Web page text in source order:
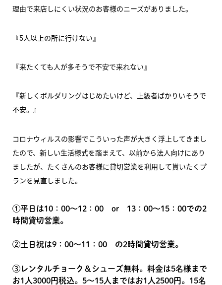
理由で来店しにくい状況のお客様のニーズがありました。
『5人以上の所に行けない』
『来たくても人が多そうで不安で来れない』
『新しくボルダリングはじめたいけど、上級者ばかりいそうで
不安。』
コロナウィルスの影響でこういった声が大きく浮上してきまし
たので、新しい生活様式を踏まえて、以前から法人向けにあり
ましたが、たくさんのお客様に貸切営業を利用して貰いたくプ
ランを見直しました。
①平日は10：00～12：00 or 13：00～15：00での2
時間貸切営業。
②土日祝は9：00～11：00 の2時間貸切営業。
③レンタルチョーク＆シューズ無料。料金は5名様まで
お1人3000円税込。5～15人まではお1人2500円。15名